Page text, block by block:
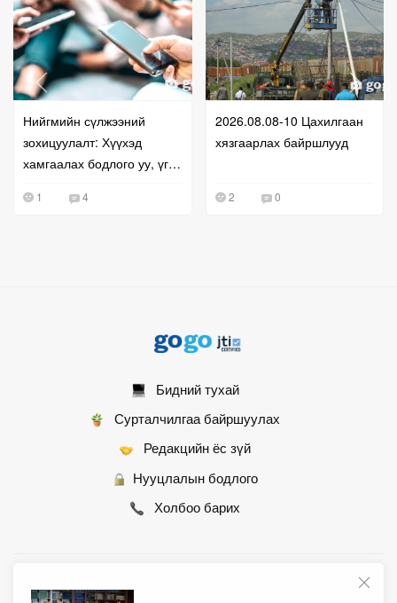
Нийгмийн сүлжээний
зохицуулалт: Хүүхэд
хамгаалах бодлого уу, үг
оролдлого уу?
1 4
2026.08.08-10 Цахилгаан
хязгаарлах байршлууд
2 0
Бидний тухай
Сурталчилгаа байршуулах
Редакцийн ёс зүй
Нууцлалын бодлого
Холбоо барих
© 2007 - 2026 Монгол Контент ХХК • Бүх эрх хуулиар хамгаалагдсан